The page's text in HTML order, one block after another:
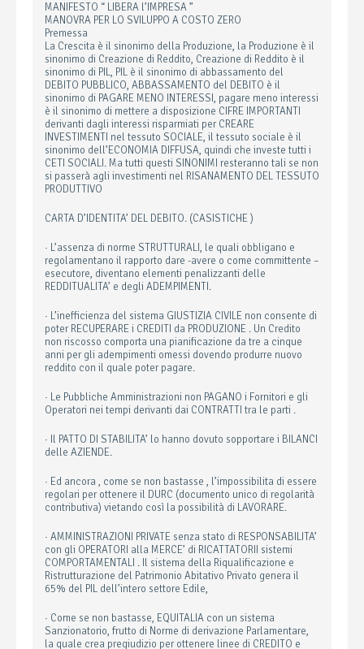
MANIFESTO “ LIBERA l’IMPRESA ”
MANOVRA PER LO SVILUPPO A COSTO ZERO
Premessa
La Crescita è il sinonimo della Produzione, la Produzione è il
sinonimo di Creazione di Reddito, Creazione di Reddito è il
sinonimo di PIL, PIL è il sinonimo di abbassamento del
DEBITO PUBBLICO, ABBASSAMENTO del DEBITO è il
sinonimo di PAGARE MENO INTERESSI, pagare meno interessi
è il sinonimo di mettere a disposizione CIFRE IMPORTANTI
derivanti dagli interessi risparmiati per CREARE
INVESTIMENTI nel tessuto SOCIALE, il tessuto sociale è il
sinonimo dell’ECONOMIA DIFFUSA, quindi che investe tutti i
CETI SOCIALI. Ma tutti questi SINONIMI resteranno tali se non
si passerà agli investimenti nel RISANAMENTO DEL TESSUTO
PRODUTTIVO
CARTA D’IDENTITA’ DEL DEBITO. (CASISTICHE )
· L’assenza di norme STRUTTURALI, le quali obbligano e
regolamentano il rapporto dare -avere o come committente –
esecutore, diventano elementi penalizzanti delle
REDDITUALITA’ e degli ADEMPIMENTI.
· L’inefficienza del sistema GIUSTIZIA CIVILE non consente di
poter RECUPERARE i CREDITI da PRODUZIONE . Un Credito
non riscosso comporta una pianificazione da tre a cinque
anni per gli adempimenti omessi dovendo produrre nuovo
reddito con il quale poter pagare.
· Le Pubbliche Amministrazioni non PAGANO i Fornitori e gli
Operatori nei tempi derivanti dai CONTRATTI tra le parti .
· Il PATTO DI STABILITA’ lo hanno dovuto sopportare i BILANCI
delle AZIENDE.
· Ed ancora , come se non bastasse , l’impossibilita di essere
regolari per ottenere il DURC (documento unico di regolarità
contributiva) vietando così la possibilità di LAVORARE.
· AMMINISTRAZIONI PRIVATE senza stato di RESPONSABILITA’
con gli OPERATORI alla MERCE’ di RICATTATORII sistemi
COMPORTAMENTALI . Il sistema della Riqualificazione e
Ristrutturazione del Patrimonio Abitativo Privato genera il
65% del PIL dell’intero settore Edile,
· Come se non bastasse, EQUITALIA con un sistema
Sanzionatorio, frutto di Norme di derivazione Parlamentare,
la quale crea pregiudizio per ottenere linee di CREDITO e